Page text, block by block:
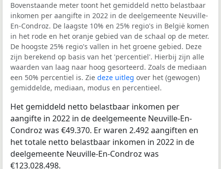
Bovenstaande meter toont het gemiddeld netto belastbaar
inkomen per aangifte in 2022 in de deelgemeente Neuville-
En-Condroz. De laagste 10% en 25% regio's in België komen
in het rode en het oranje gebied van de schaal op de meter.
De hoogste 25% regio's vallen in het groene gebied. Deze
zijn berekend op basis van het 'percentiel'. Hierbij zijn alle
waarden van laag naar hoog gesorteerd. Zoals de mediaan
een 50% percentiel is. Zie deze uitleg over het (gewogen)
gemiddelde, mediaan, modus en percentieel.
Het gemiddeld netto belastbaar inkomen per
aangifte in 2022 in de deelgemeente Neuville-En-
Condroz was €49.370. Er waren 2.492 aangiften en
het totale netto belastbaar inkomen in 2022 in de
deelgemeente Neuville-En-Condroz was
€123.028.498.